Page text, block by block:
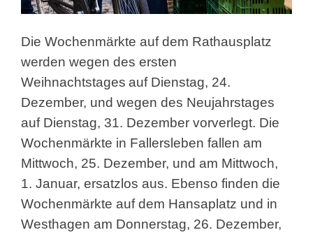
Die Wochenmärkte auf dem Rathausplatz
werden wegen des ersten
Weihnachtstages auf Dienstag, 24.
Dezember, und wegen des Neujahrstages
auf Dienstag, 31. Dezember vorverlegt. Die
Wochenmärkte in Fallersleben fallen am
Mittwoch, 25. Dezember, und am Mittwoch,
1. Januar, ersatzlos aus. Ebenso finden die
Wochenmärkte auf dem Hansaplatz und in
Westhagen am Donnerstag, 26. Dezember,